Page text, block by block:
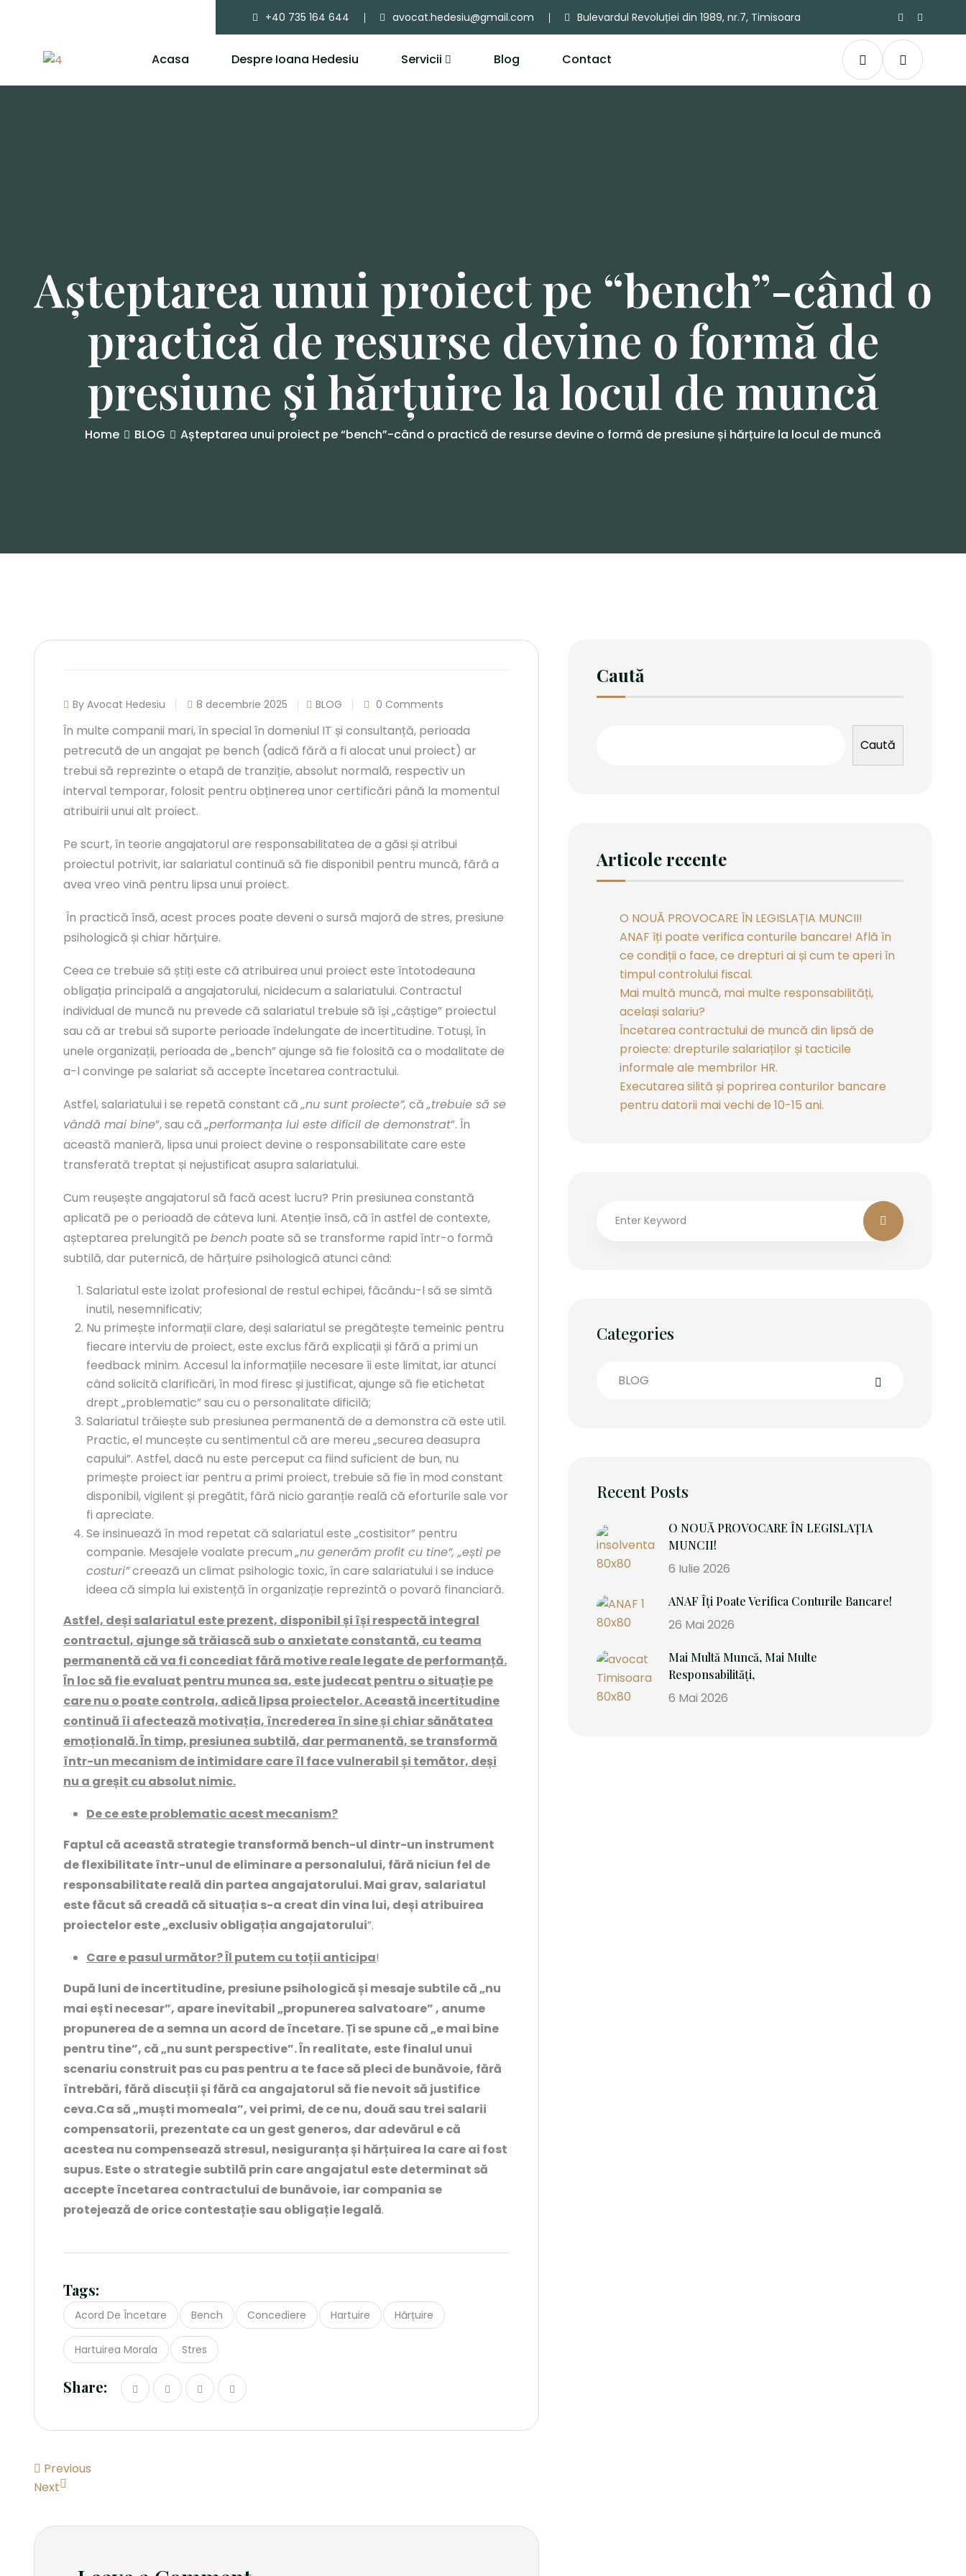
+40 735 164 644 avocat.hedesiu@gmail.com Bulevardul Revoluției din 1989, nr.7, Timisoara
Acasa Despre Ioana Hedesiu Servicii Blog Contact
Așteptarea unui proiect pe “bench”-când o
practică de resurse devine o formă de
presiune și hărțuire la locul de muncă
Home BLOG Așteptarea unui proiect pe “bench”-când o practică de resurse devine o formă de presiune și hărțuire la locul de muncă
By Avocat Hedesiu 8 decembrie 2025 BLOG 0 Comments
În multe companii mari, în special în domeniul IT și consultanță, perioada
petrecută de un angajat pe bench (adică fără a fi alocat unui proiect) ar
trebui să reprezinte o etapă de tranziție, absolut normală, respectiv un
interval temporar, folosit pentru obținerea unor certificări până la momentul
atribuirii unui alt proiect.
Pe scurt, în teorie angajatorul are responsabilitatea de a găsi și atribui
proiectul potrivit, iar salariatul continuă să fie disponibil pentru muncă, fără a
avea vreo vină pentru lipsa unui proiect.
În practică însă, acest proces poate deveni o sursă majoră de stres, presiune
psihologică și chiar hărțuire.
Ceea ce trebuie să știți este că atribuirea unui proiect este întotodeauna
obligația principală a angajatorului, nicidecum a salariatului. Contractul
individual de muncă nu prevede că salariatul trebuie să își „câștige” proiectul
sau că ar trebui să suporte perioade îndelungate de incertitudine. Totuși, în
unele organizații, perioada de „bench” ajunge să fie folosită ca o modalitate de
a-l convinge pe salariat să accepte încetarea contractului.
Astfel, salariatului i se repetă constant că„nu sunt proiecte”, că„trebuie să se
vândă mai bine”, sau că„performanța lui este dificil de demonstrat”. În
această manieră, lipsa unui proiect devine o responsabilitate care este
transferată treptat și nejustificat asupra salariatului.
Cum reușește angajatorul să facă acest lucru? Prin presiunea constantă
aplicată pe o perioadă de câteva luni. Atenție însă, că în astfel de contexte,
așteptarea prelungită pe bench poate să se transforme rapid într-o formă
subtilă, dar puternică, de hărțuire psihologică atunci când:
Salariatul este izolat profesional de restul echipei, făcându-l să se simtă
inutil, nesemnificativ;
Nu primește informații clare, deși salariatul se pregătește temeinic pentru
fiecare interviu de proiect, este exclus fără explicații și fără a primi un
feedback minim. Accesul la informațiile necesare îi este limitat, iar atunci
când solicită clarificări, în mod firesc și justificat, ajunge să fie etichetat
drept „problematic” sau cu o personalitate dificilă;
Salariatul trăiește sub presiunea permanentă de a demonstra că este util.
Practic, el muncește cu sentimentul că are mereu „securea deasupra
capului”. Astfel, dacă nu este perceput ca fiind suficient de bun, nu
primește proiect iar pentru a primi proiect, trebuie să fie în mod constant
disponibil, vigilent și pregătit, fără nicio garanție reală că eforturile sale vor
fi apreciate.
Se insinuează în mod repetat că salariatul este „costisitor” pentru
companie. Mesajele voalate precum„nu generăm profit cu tine”, „ești pe
costuri”creează un climat psihologic toxic, în care salariatului i se induce
ideea că simpla lui existență în organizație reprezintă o povară financiară.
Astfel, deși salariatul este prezent, disponibil și își respectă integral
contractul, ajunge să trăiască sub o anxietate constantă, cu teama
permanentă că va fi concediat fără motive reale legate de performanță.
În loc să fie evaluat pentru munca sa, este judecat pentru o situație pe
care nu o poate controla, adică lipsa proiectelor. Această incertitudine
continuă îi afectează motivația, încrederea în sine și chiar sănătatea
emoțională. În timp, presiunea subtilă, dar permanentă, se transformă
într-un mecanism de intimidare care îl face vulnerabil și temător, deși
nu a greșit cu absolut nimic.
De ce este problematic acest mecanism?
Faptul că această strategie transformă bench-ul dintr-un instrument
de flexibilitate într-unul de eliminare a personalului, fără niciun fel de
responsabilitate reală din partea angajatorului. Mai grav, salariatul
este făcut să creadă că situația s-a creat din vina lui, deși atribuirea
proiectelor este „exclusiv obligația angajatorului”.
Care e pasul următor? Îl putem cu toții anticipa!
După luni de incertitudine, presiune psihologică și mesaje subtile că „nu
mai ești necesar”, apare inevitabil „propunerea salvatoare” , anume
propunerea de a semna un acord de încetare. Ți se spune că „e mai bine
pentru tine”, că „nu sunt perspective”. În realitate, este finalul unui
scenariu construit pas cu pas pentru a te face să pleci de bunăvoie, fără
întrebări, fără discuții și fără ca angajatorul să fie nevoit să justifice
ceva.Ca să „muști momeala”, vei primi, de ce nu, două sau trei salarii
compensatorii, prezentate ca un gest generos, dar adevărul e că
acestea nu compensează stresul, nesiguranța și hărțuirea la care ai fost
supus. Este o strategie subtilă prin care angajatul este determinat să
accepte încetarea contractului de bunăvoie, iar compania se
protejează de orice contestație sau obligație legală.
Tags:
Acord De Încetare Bench Concediere Hartuire Hărțuire
Hartuirea Morala Stres
Share:
Previous
Next
Caută
Caută
Articole recente
O NOUĂ PROVOCARE ÎN LEGISLAȚIA MUNCII!
ANAF îți poate verifica conturile bancare! Află în
ce condiții o face, ce drepturi ai și cum te aperi în
timpul controlului fiscal.
Mai multă muncă, mai multe responsabilități,
același salariu?
Încetarea contractului de muncă din lipsă de
proiecte: drepturile salariaților și tacticile
informale ale membrilor HR.
Executarea silită și poprirea conturilor bancare
pentru datorii mai vechi de 10-15 ani.
Categories
BLOG
Recent Posts
O NOUĂ PROVOCARE ÎN LEGISLAȚIA
MUNCII!
6 Iulie 2026
ANAF Îți Poate Verifica Conturile Bancare!
26 Mai 2026
Mai Multă Muncă, Mai Multe
Responsabilități,
6 Mai 2026